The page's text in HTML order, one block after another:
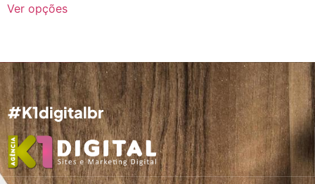
Ver opções
#K1digitalbr